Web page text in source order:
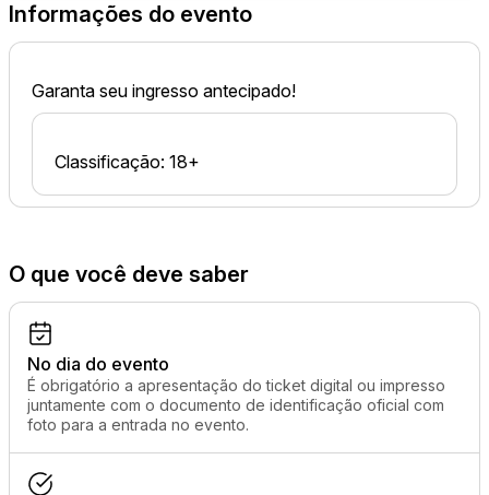
Informações do evento
Garanta seu ingresso antecipado!
Classificação: 18+
O que você deve saber
No dia do evento
É obrigatório a apresentação do ticket digital ou impresso
juntamente com o documento de identificação oficial com
foto para a entrada no evento.